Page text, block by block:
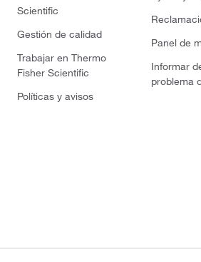
Scientific
Gestión de calidad
Trabajar en Thermo
Fisher Scientific
Políticas y avisos
Panel de
Informar
problema